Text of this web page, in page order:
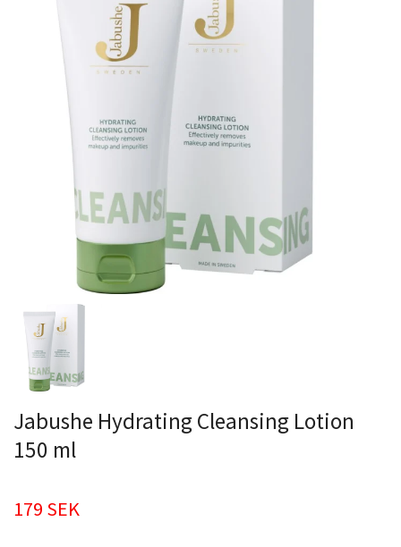
Jabushe Hydrating Cleansing Lotion
150 ml
179 SEK